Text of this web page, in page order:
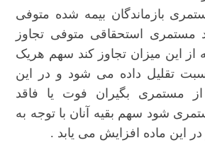
بازماندگان بیمه شده متوفی
مستمری استحقاقی متوفی تجاوز
از این میزان تجاوز کند سهم هریک
نسبت تقلیل داده می شود و در این
مستمری بگیران فوت یا فاقد
شود سهم بقیه آنان با توجه به
این ماده افزایش می یابد .